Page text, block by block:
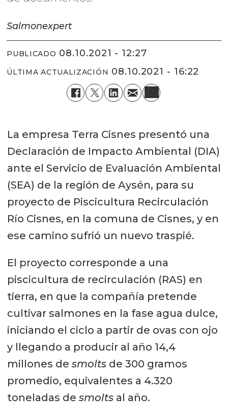
Salmonexpert
PUBLICADO 08.10.2021 - 12:27
ÚLTIMA ACTUALIZACIÓN 08.10.2021 - 16:22
La empresa Terra Cisnes presentó una
Declaración de Impacto Ambiental (DIA)
ante el Servicio de Evaluación Ambiental
(SEA) de la región de Aysén, para su
proyecto de Piscicultura Recirculación
Río Cisnes, en la comuna de Cisnes, y en
ese camino sufrió un nuevo traspié.
El proyecto corresponde a una
piscicultura de recirculación (RAS) en
tierra, en que la compañía pretende
cultivar salmones en la fase agua dulce,
iniciando el ciclo a partir de ovas con ojo
y llegando a producir al año 14,4
millones de smoltsde 300 gramos
promedio, equivalentes a 4.320
toneladas de smoltsal año.